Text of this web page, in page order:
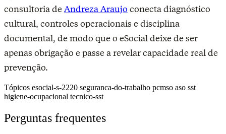
consultoria deAndreza Araujo conecta diagnóstico
cultural, controles operacionais e disciplina
documental, de modo que o eSocial deixe de ser
apenas obrigação e passe a revelar capacidade real de
prevenção.
Tópicos esocial-s-2220 seguranca-do-trabalho pcmso aso sst
higiene-ocupacional tecnico-sst
Perguntas frequentes